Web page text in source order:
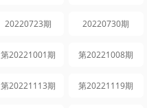
20220723期 20220730期
第20221001期 第20221008期
第20221113期 第20221119期